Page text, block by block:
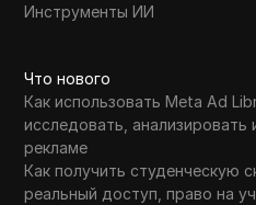
Инструменты ИИ
Что нового
Как использовать Meta Ad
исследовать, анализировать
рекламе
Как получить студенческую
реальный доступ, право на